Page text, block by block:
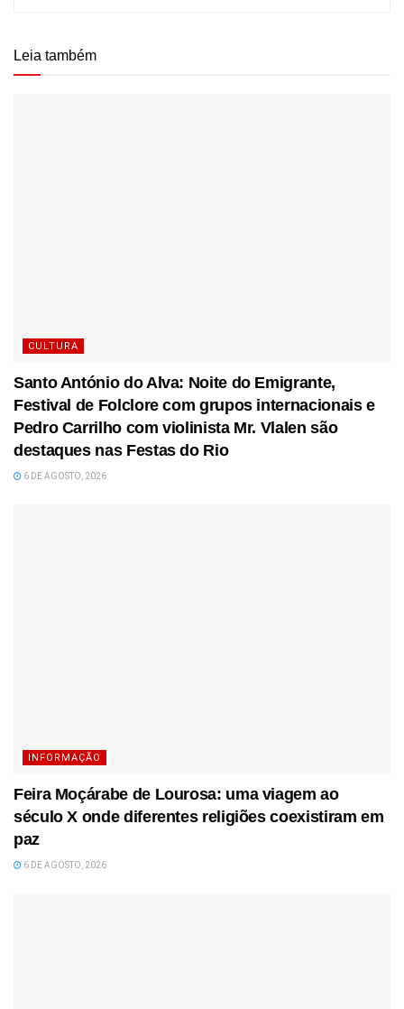
Leia também
CULTURA
Santo António do Alva: Noite do Emigrante,
Festival de Folclore com grupos internacionais e
Pedro Carrilho com violinista Mr. Vlalen são
destaques nas Festas do Rio
6 DE AGOSTO, 2026
INFORMAÇÃO
Feira Moçárabe de Lourosa: uma viagem ao
século X onde diferentes religiões coexistiram em
paz
6 DE AGOSTO, 2026